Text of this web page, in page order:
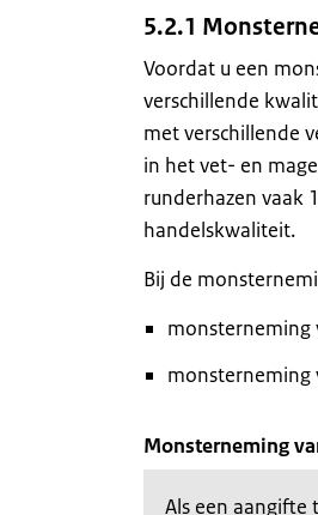
5.2.1
Voordat u een
verschillende
met verschillende
in het vet- en
runderhazen vaak
handelskwaliteit.
Bij de
monsterneming
monsterneming
Monsterneming
Als een aangifte